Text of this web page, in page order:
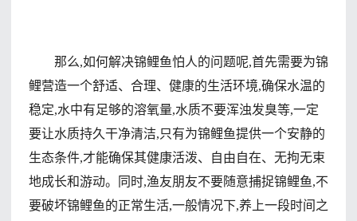
那么,如何解决锦鲤鱼怕人的问题呢,首先需要为锦
鲤营造一个舒适、合理、健康的生活环境,确保水温的
稳定,水中有足够的溶氧量,水质不要浑浊发臭等,一定
要让水质持久干净清洁,只有为锦鲤鱼提供一个安静的
生态条件,才能确保其健康活泼、自由自在、无拘无束
地成长和游动。同时,渔友朋友不要随意捕捉锦鲤鱼,不
要破坏锦鲤鱼的正常生活,一般情况下,养上一段时间之